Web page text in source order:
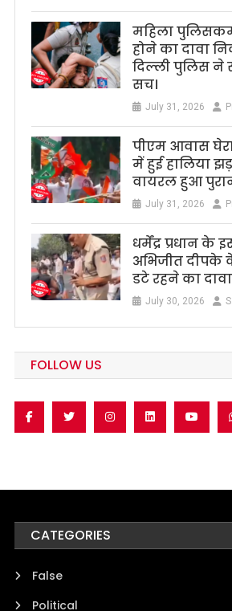
महिला
होने का दावा
दिल्ली पुलिस ने
सच।
July 31, 2026
पीएम आवास
में हुई हालिया
वायरल हुआ
July 31, 2026
धर्मेंद्र प्रधान के
अभिजीत दीपके
डटे रहने का
July 30, 2026
FOLLOW US
CATEGORIES
False
Political